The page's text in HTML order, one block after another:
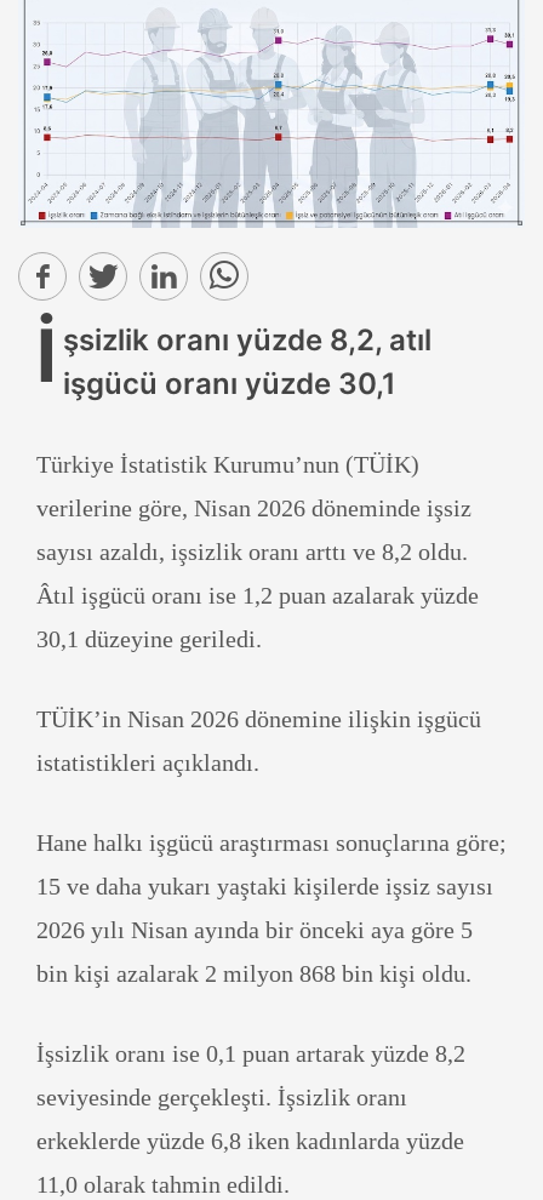
İ şsizlik oranı yüzde 8,2, atıl
işgücü oranı yüzde 30,1
Türkiye İstatistik Kurumu’nun (TÜİK)
verilerine göre, Nisan 2026 döneminde işsiz
sayısı azaldı, işsizlik oranı arttı ve 8,2 oldu.
Âtıl işgücü oranı ise 1,2 puan azalarak yüzde
30,1 düzeyine geriledi.
TÜİK’in Nisan 2026 dönemine ilişkin işgücü
istatistikleri açıklandı.
Hane halkı işgücü araştırması sonuçlarına göre;
15 ve daha yukarı yaştaki kişilerde işsiz sayısı
2026 yılı Nisan ayında bir önceki aya göre 5
bin kişi azalarak 2 milyon 868 bin kişi oldu.
İşsizlik oranı ise 0,1 puan artarak yüzde 8,2
seviyesinde gerçekleşti. İşsizlik oranı
erkeklerde yüzde 6,8 iken kadınlarda yüzde
11,0 olarak tahmin edildi.